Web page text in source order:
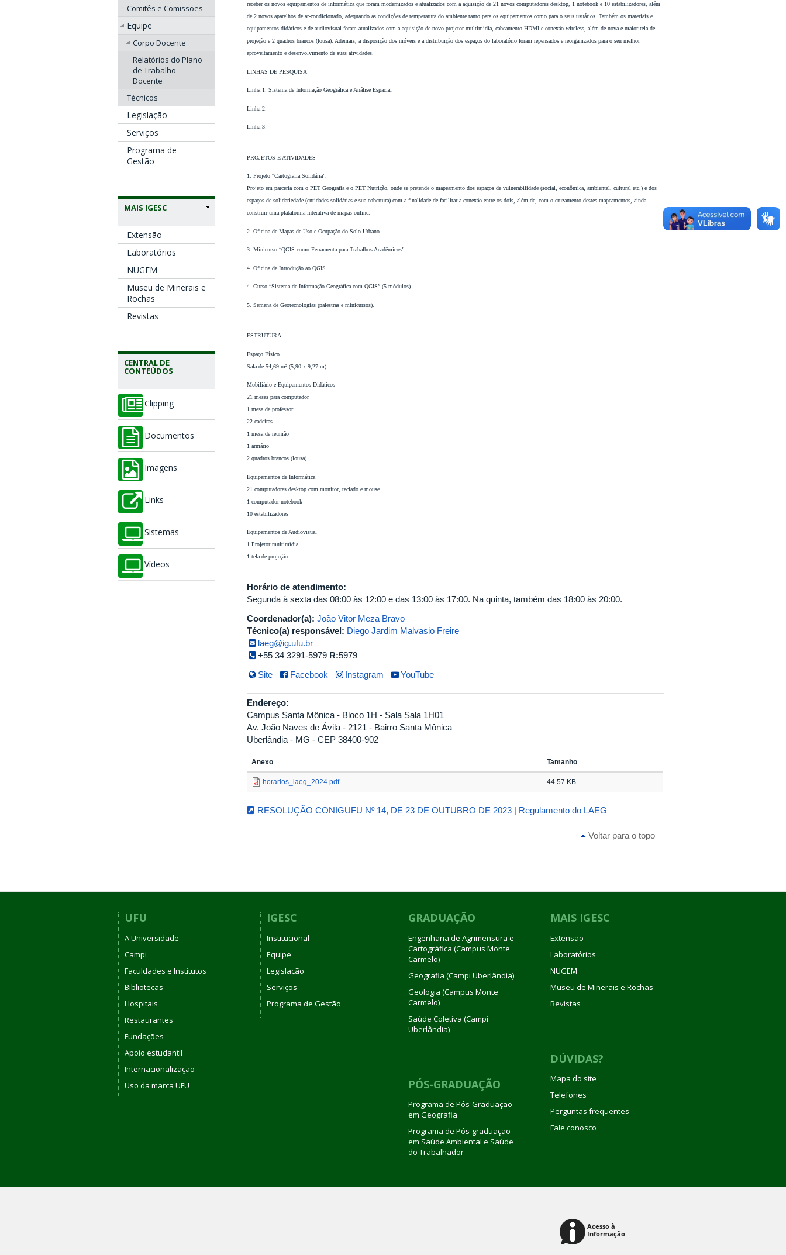
Comitês e Comissões
Equipe
Corpo Docente
Relatórios do Plano
de Trabalho
Docente
Técnicos
Legislação
Serviços
Programa de
Gestão
MAIS IGESC
Extensão
Laboratórios
NUGEM
Museu de Minerais e
Rochas
Revistas
CENTRAL DE
CONTEÚDOS
Clipping
Documentos
Imagens
Links
Sistemas
Vídeos
receber os novos equipamentos de informática que foram modernizados e atualizados com a aquisição de 21 novos computadores desktop, 1 notebook e 10 estabilizadores, além
de 2 novos aparelhos de ar-condicionado, adequando as condições de temperatura do ambiente tanto para os equipamentos como para o seus usuários. Também os materiais e
equipamentos didáticos e de audiovisual foram atualizados com a aquisição de novo projetor multimídia, cabeamento HDMI e conexão wireless, além de nova e maior tela de
projeção e 2 quadros brancos (lousa). Ademais, a disposição dos móveis e a distribuição dos espaços do laboratório foram repensados e reorganizados para o seu melhor
aproveitamento e desenvolvimento de suas atividades.
LINHAS DE PESQUISA
Linha 1: Sistema de Informação Geográfica e Análise Espacial
Linha 2:
Linha 3:
PROJETOS E ATIVIDADES
1. Projeto “Cartografia Solidária”.
Projeto em parceria com o PET Geografia e o PET Nutrição, onde se pretende o mapeamento dos espaços de vulnerabilidade (social, econômica, ambiental, cultural etc.) e dos
espaços de solidariedade (entidades solidárias e sua cobertura) com a finalidade de facilitar a conexão entre os dois, além de, com o cruzamento destes mapeamentos, ainda
construir uma plataforma interativa de mapas online.
2. Oficina de Mapas de Uso e Ocupação do Solo Urbano.
3. Minicurso “QGIS como Ferramenta para Trabalhos Acadêmicos”.
4. Oficina de Introdução ao QGIS.
4. Curso “Sistema de Informação Geográfica com QGIS” (5 módulos).
5. Semana de Geotecnologias (palestras e minicursos).
ESTRUTURA
Espaço Físico
Sala de 54,69 m² (5,90 x 9,27 m).
Mobiliário e Equipamentos Didáticos
21 mesas para computador
1 mesa de professor
22 cadeiras
1 mesa de reunião
1 armário
2 quadros brancos (lousa)
Equipamentos de Informática
21 computadores desktop com monitor, teclado e mouse
1 computador notebook
10 estabilizadores
Equipamentos de Audiovisual
1 Projetor multimídia
1 tela de projeção
Horário de atendimento:
Segunda à sexta das 08:00 às 12:00 e das 13:00 às 17:00. Na quinta, também das 18:00 às 20:00.
Coordenador(a): João Vitor Meza Bravo
Técnico(a) responsável: Diego Jardim Malvasio Freire
laeg@ig.ufu.br
+55 34 3291-5979 R:5979
Site
Facebook Instagram YouTube
Endereço:
Campus Santa Mônica - Bloco 1H - Sala Sala 1H01
Av. João Naves de Ávila - 2121 - Bairro Santa Mônica
Uberlândia - MG - CEP 38400-902
Anexo Tamanho
horarios_laeg_2024.pdf 44.57 KB
RESOLUÇÃO CONIGUFU Nº 14, DE 23 DE OUTUBRO DE 2023 | Regulamento do LAEG
Voltar para o topo
UFU
A Universidade
Campi
Faculdades e Institutos
Bibliotecas
Hospitais
Restaurantes
Fundações
Apoio estudantil
Internacionalização
Uso da marca UFU
IGESC
Institucional
Equipe
Legislação
Serviços
Programa de Gestão
GRADUAÇÃO
Engenharia de Agrimensura e
Cartográfica (Campus Monte
Carmelo)
Geografia (Campi Uberlândia)
Geologia (Campus Monte
Carmelo)
Saúde Coletiva (Campi
Uberlândia)
PÓS-GRADUAÇÃO
Programa de Pós-Graduação
em Geografia
Programa de Pós-graduação
em Saúde Ambiental e Saúde
do Trabalhador
MAIS IGESC
Extensão
Laboratórios
NUGEM
Museu de Minerais e Rochas
Revistas
DÚVIDAS?
Mapa do site
Telefones
Perguntas frequentes
Fale conosco